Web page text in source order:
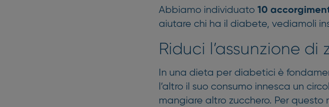
Abbiamo individuato 10
aiutare chi ha il diabete, vediamoli
Riduci l’assunzione
In una dieta per diabetici è
l’altro il suo consumo innesca un
mangiare altro zucchero. Per